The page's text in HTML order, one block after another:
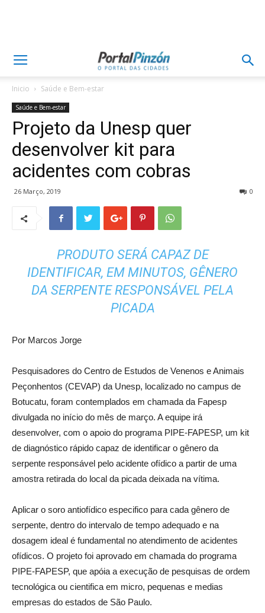
Inicio Saúde e Bem-estar
Saúde e Bem-estar
Projeto da Unesp quer
desenvolver kit para
acidentes com cobras
26 Março, 2019 0
PRODUTO SERÁ CAPAZ DE
IDENTIFICAR, EM MINUTOS, GÊNERO
DA SERPENTE RESPONSÁVEL PELA
PICADA
Por Marcos Jorge
Pesquisadores do Centro de Estudos de Venenos e Animais
Peçonhentos (CEVAP) da Unesp, localizado no campus de
Botucatu, foram contemplados em chamada da Fapesp
divulgada no início do mês de março. A equipe irá
desenvolver, com o apoio do programa PIPE-FAPESP, um kit
de diagnóstico rápido capaz de identificar o gênero da
serpente responsável pelo acidente ofídico a partir de uma
amostra retirada do local da picada deixada na vítima.
Aplicar o soro antiofídico especifico para cada gênero de
serpente, dentro do intervalo de tempo adequado e na
dosagem ideal é fundamental no atendimento de acidentes
ofídicos. O projeto foi aprovado em chamada do programa
PIPE-FAPESP, que apóia a execução de pesquisas de ordem
tecnológica ou cientifica em micro, pequenas e medias
empresas do estados de São Paulo.